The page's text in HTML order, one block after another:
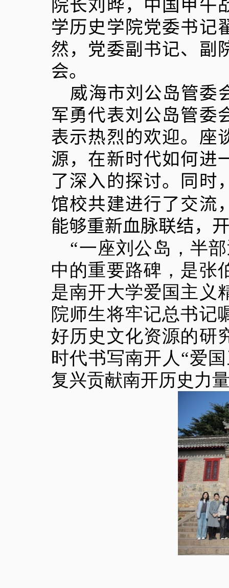
院长刘晔，中国甲午
学历史学院党委书记
然，党委副书记、副
会。
威海市刘公岛管委
军勇代表刘公岛管委
表示热烈的欢迎。座
源，在新时代如何进
了深入的探讨。同时
馆校共建进行了交流
能够重新血脉联结，
“一座刘公岛，半
中的重要路碑，是张
是南开大学爱国主义
院师生将牢记总书记
好历史文化资源的研
时代书写南开人“爱
复兴贡献南开历史力